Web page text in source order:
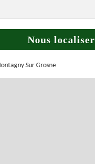
Nous localiser
Sur Grosne